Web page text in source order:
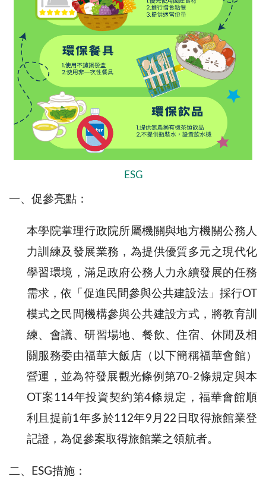
ESG
一、促參亮點：
本學院掌理行政院所屬機關與地方機關公務人
力訓練及發展業務，為提供優質多元之現代化
學習環境，滿足政府公務人力永續發展的任務
需求，依「促進民間參與公共建設法」採行OT
模式之民間機構參與公共建設方式，將教育訓
練、會議、研習場地、餐飲、住宿、休閒及相
關服務委由福華大飯店（以下簡稱福華會館）
營運，並為符發展觀光條例第70-2條規定與本
OT案114年投資契約第4條規定，福華會館順
利且提前1年多於112年9月22日取得旅館業登
記證，為促參案取得旅館業之領航者。
二、ESG措施：